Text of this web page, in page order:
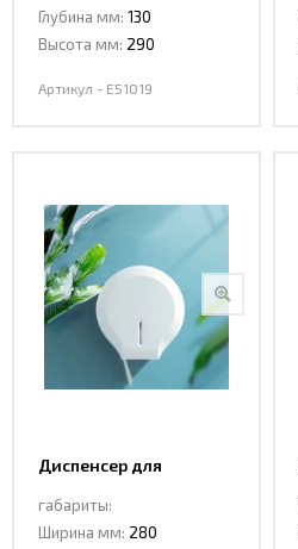
Глубина мм: 130
Высота мм: 290
Артикул - E51019
Диспенсер для
CeramaLux E012
габариты:
Ширина мм: 280